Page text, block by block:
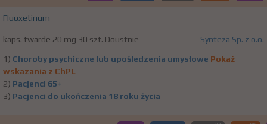
Fluoxetinum
kaps. twarde 20 mg 30 szt. Doustnie Synteza Sp. z o.o.
1) Choroby psychiczne lub upośledzenia umysłowe Pokaż
wskazania z ChPL
2) Pacjenci 65+
3) Pacjenci do ukończenia 18 roku życia